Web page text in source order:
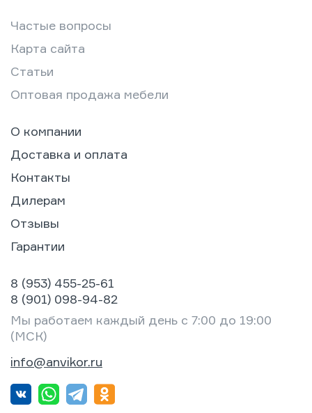
Частые вопросы
Карта сайта
Статьи
Оптовая продажа мебели
О компании
Доставка и оплата
Контакты
Дилерам
Отзывы
Гарантии
8 (953) 455-25-61
8 (901) 098-94-82
Мы работаем каждый день с 7:00 до 19:00
(МСК)
info@anvikor.ru